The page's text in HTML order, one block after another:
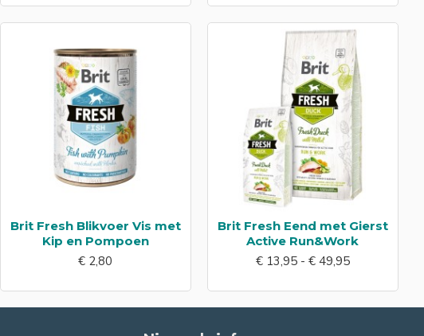
Brit Fresh Blikvoer Vis met
Kip en Pompoen
€ 2,80
Brit Fresh Eend met Gierst
Active Run&Work
€ 13,95 - € 49,95